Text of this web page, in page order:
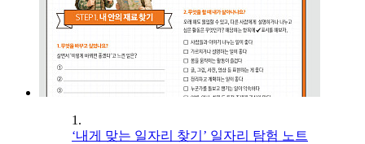
1.
‘내게 맞는 일자리 찾기’ 일자리 탐험 노트